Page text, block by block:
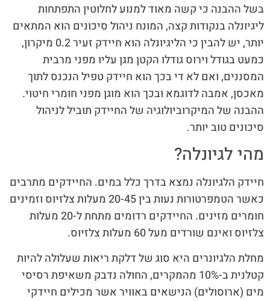
בשל ההבנה כי קשה מאוד למנוע לחלוטין התפתחות
ליגיונלה בנקודות קצה, המונח ניהול סיכונים הוא המתאים
יותר, יש להבין כי הליגיונלה הוא חיידק זעיר 0.2 מיקרון,
כמעט בגודל וירוס גודלו הקטן מגן עליו מפני מרבית
המסננים, ואם לא די בכך הוא חיידק טפיל הנכנס לתוך
מאכסן, אמבה לדוגמא ובכך הוא מוגן מפני חומרי חיטוי.
ההבנה של המיקרוביולוגיה של החיידק תוביל לניהול
סיכונים טוב יותר.
מהי לגיונלה?
חיידק הלגיונלה נמצא בדרך כלל במים. החיידקים מתרבים
כאשר הטמפרטורות נעות בין 20-45 מעלות צלזיוס וזמינים
חומרים מזינים. החיידקים רדומים מתחת ל-20 מעלות
צלזיוס ואינם שורדים מעל 60 מעלות צלזיוס.
מחלת הלגיונרים היא סוג של דלקת ריאות שעלולה להיות
קטלנית ב-10% מהמקרים, החולה נדבק משאיפת רסיסי
מים (ארוסולים) הנישאים באוויר אשר מכילים חיידקי